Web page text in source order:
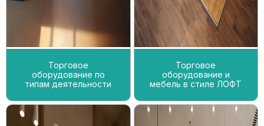
Торговое
оборудование по
типам деятельности
Торговое
оборудование и
мебель в стиле ЛОФТ